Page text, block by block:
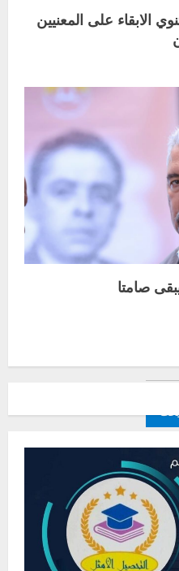
الابقاء على المعنيين
صامتا